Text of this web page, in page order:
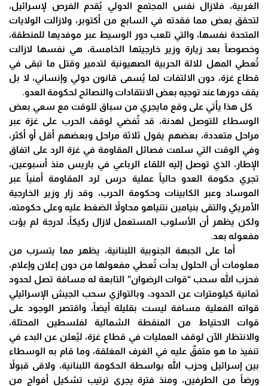
الغربية، فلازال نفس المجتمع الدولي يُقدم الفرص لإسرائيل،
لتحقق بعض مما فقدته في السابع من أكتوبر، ولازالت الولايات
المتحدة نفسها، والتي تلعب دور الوسيط عبر موفديها للمنطقة،
وخصوصاً بعد زيارة وزير خارجيتها الخامسة، هي نفسها لازالت
تُعطي المهل للالة الحربية الصهيونية لتدمير وقتل ما تبقى في
قطاع غزة، دون الالتفات لما يُسمى قانون دولي وإنساني، لا بل
يقف دورها عند توجيه بعض الانتقادات والنصائح لحكومة العدو.
كل هذا يأتي على وقع مايجري من سباق للوقت مع سعي بعض
الوسطاء للتوصل لهدنة، قد تُفضي لوقف الحرب على غزة عبر
مراحل متعددة، بعضهم يقول ثلاثة مراحل وبعضهم أقل أو أكثر،
وفي الوقت التي سلمت فصائل المقاومة في غزة الرد على اتفاق
الإطار، الذي توصل إليه اللقاء الرباعي في باريس منذ أسبوعين،
تجري حكومة العدو حالياً عملية درس لرد المقاومة أمنياً عبر
الموساد وعبر الكابينات وحكومة الحرب، وقد زار وزير الخارجية
الأمريكي والتقى بنيامين نتنياهو محاولاً الضغط عليه وعلى حكومته،
ولكن يظهر أن الأسلوب المستعمل لازال ركيكاً، لدرجة لم يؤت
مفعوله بعد.
أما على الجبهة الجنوبية اللبنانية، يظهر مما يتسرب من
معلومات أن الحلول بدأت تُعطي مفعولها من دون إعلان وإعلام،
فحزب الله سحب “قوات الرضوان” التابعة له مسافة تصل لحدود
ثمانية كيلومترات عن الحدود، وبالتوازي سحب الجيش الإسرائيلي
قواته الفعلية مسافة ليست بقليلة أيضاً، واقتصر الوجود على
قوات الاحتياط من المنقطة الشمالية لفلسطين المحتلة،
والانتظار الآن لوقف العمليات في قطاع غزة، ليُعلن عن البدء في
تنفيذ ما هو متفقٌ عليه في الغرف المغلقة، وما قام به الوسطاء
بين إسرائيل وحزب الله بواسطة الحكومة اللبنانية، ولاقى قبولاً
ورِضاً من الطرفين، ومنذ فترة يجري ترتيب تشكيل أفواج من